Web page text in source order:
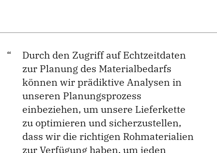
Durch den Zugriff auf Echtzeitdaten
zur Planung des Materialbedarfs
können wir prädiktive Analysen in
unseren Planungsprozess
einbeziehen, um unsere Lieferkette
zu optimieren und sicherzustellen,
dass wir die richtigen Rohmaterialien
zur Verfügung haben, um jeden